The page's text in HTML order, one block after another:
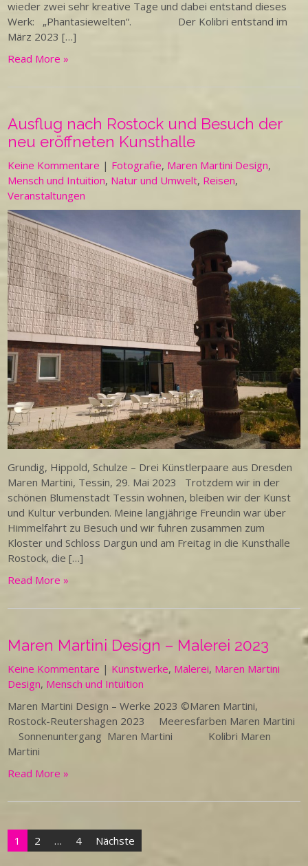
wieder zwei sehr kreative Tage und dabei entstand dieses
Werk: „Phantasiewelten“. Der Kolibri entstand im
März 2023 […]
Read More »
Ausflug nach Rostock und Besuch der
neu eröffneten Kunsthalle
Keine Kommentare | Fotografie, Maren Martini Design,
Mensch und Intuition, Natur und Umwelt, Reisen,
Veranstaltungen
Grundig, Hippold, Schulze – Drei Künstlerpaare aus Dresden
Maren Martini, Tessin, 29. Mai 2023 Trotzdem wir in der
schönen Blumenstadt Tessin wohnen, bleiben wir der Kunst
und Kultur verbunden. Meine langjährige Freundin war über
Himmelfahrt zu Besuch und wir fuhren zusammen zum
Kloster und Schloss Dargun und am Freitag in die Kunsthalle
Rostock, die […]
Read More »
Maren Martini Design – Malerei 2023
Keine Kommentare | Kunstwerke, Malerei, Maren Martini
Design, Mensch und Intuition
Maren Martini Design – Werke 2023 ©Maren Martini,
Rostock-Reutershagen 2023 Meeresfarben Maren Martini
Sonnenuntergang Maren Martini Kolibri Maren
Martini
Read More »
Seitennummerierung
der
1 2 … 4 Nächste